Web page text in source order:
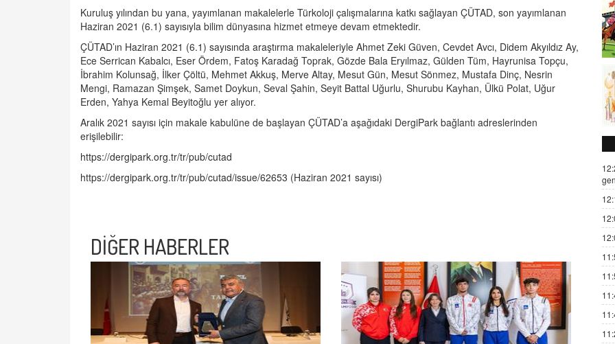
Kuruluş yılından bu yana, yayımlanan makalelerle Türkoloji çalışmalarına katkı sağlayan ÇÜTAD, son yayımlanan
Haziran 2021 (6.1) sayısıyla bilim dünyasına hizmet etmeye devam etmektedir.
ÇÜTAD’ın Haziran 2021 (6.1) sayısında araştırma makaleleriyle Ahmet Zeki Güven, Cevdet Avcı, Didem Akyıldız Ay,
Ece Serrican Kabalcı, Eser Ördem, Fatoş Karadağ Toprak, Gözde Bala Eryılmaz, Gülden Tüm, Hayrunisa Topçu,
İbrahim Kolunsağ, İlker Çöltü, Mehmet Akkuş, Merve Altay, Mesut Gün, Mesut Sönmez, Mustafa Dinç, Nesrin
Mengi, Ramazan Şimşek, Samet Doykun, Seval Şahin, Seyit Battal Uğurlu, Shurubu Kayhan, Ülkü Polat, Uğur
Erden, Yahya Kemal Beyitoğlu yer alıyor.
Aralık 2021 sayısı için makale kabulüne de başlayan ÇÜTAD’a aşağıdaki DergiPark bağlantı adreslerinden
erişilebilir:
https://dergipark.org.tr/tr/pub/cutad
https://dergipark.org.tr/tr/pub/cutad/issue/62653 (Haziran 2021 sayısı)
DİĞER HABERLER